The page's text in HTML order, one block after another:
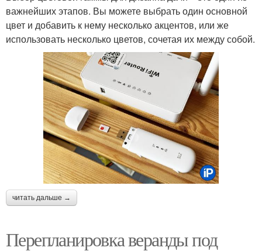
важнейших этапов. Вы можете выбрать один основной
цвет и добавить к нему несколько акцентов, или же
использовать несколько цветов, сочетая их между собой.
читать дальше →
Перепланировка веранды под